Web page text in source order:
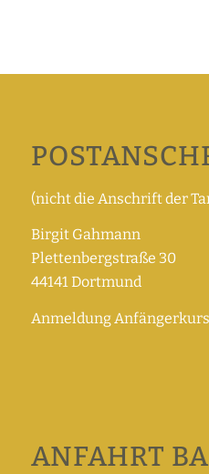
(nicht die Anschrift der
Birgit Gahmann
Plettenbergstraße 30
44141 Dortmund
Anmeldung
ANFAHRT